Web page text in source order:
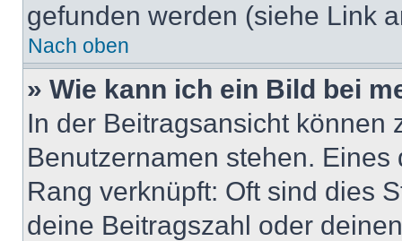
gefunden werden (siehe Link
Nach oben
» Wie kann ich ein Bild bei
In der Beitragsansicht können
Benutzernamen stehen.
Rang verknüpft: Oft sind dies
deine Beitragszahl oder